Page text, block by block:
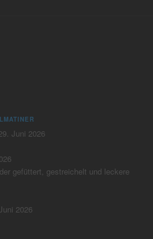
Juni 2026
gefüttert, gestreichelt und leckere
2026